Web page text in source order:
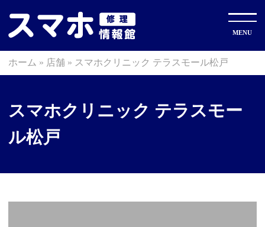
ホーム » 店舗 » スマホクリニック テラスモール松戸
スマホクリニック テラスモー
ル松戸